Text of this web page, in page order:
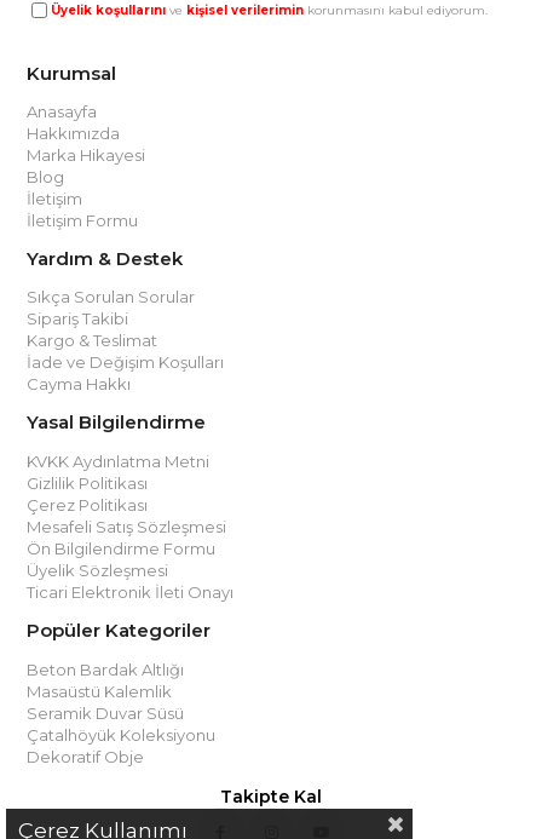
Üyelik koşullarını ve kişisel verilerimin korunmasını kabul ediyorum.
Kurumsal
Anasayfa
Hakkımızda
Marka Hikayesi
Blog
İletişim
İletişim Formu
Yardım & Destek
Sıkça Sorulan Sorular
Sipariş Takibi
Kargo & Teslimat
İade ve Değişim Koşulları
Cayma Hakkı
Yasal Bilgilendirme
KVKK Aydınlatma Metni
Gizlilik Politikası
Çerez Politikası
Mesafeli Satış Sözleşmesi
Ön Bilgilendirme Formu
Üyelik Sözleşmesi
Ticari Elektronik İleti Onayı
Popüler Kategoriler
Beton Bardak Altlığı
Masaüstü Kalemlik
Seramik Duvar Süsü
Çatalhöyük Koleksiyonu
Dekoratif Obje
Takipte Kal
Çerez Kullanımı